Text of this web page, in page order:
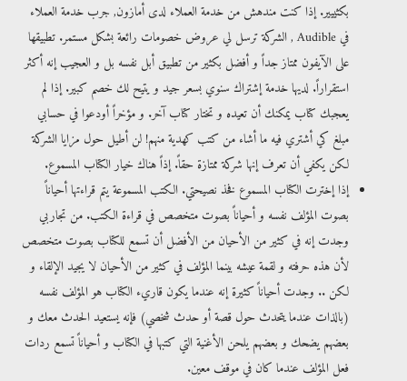
بكثييير. إذا كنت مندهش من خدمة العملاء لدى أمازون, جرب خدمة العملاء
في Audible , الشركة ترسل لي عروض خصومات رائعة بشكل مستمر. تطبيقها
على الآيفون ممتاز جداً و أفضل بكثير من تطبيق أبل نفسه بل و العجيب إنه أكثر
استقراراً. لديها خدمة إشتراك سنوي بسعر جيد و يتيح لك خصم كبير. إذا لم
يعجبك كتاب يمكنك أن تعيده و تختار كتاب آخر. و مؤخراً أودعوا في حسابي
مبلغ كي أشتري فيه ما أشاء من كتب كهدية منهم! لن أطيل حول مزايا الشركة
لكن يكفي أن تعرف إنها شركة ممتازة حقاً. إذاً هناك خيار الكتاب المسموع.
إذا إخترت الكتاب المسموع فخذ نصيحتي. الكتب المسموعة يتم قراءتها أحياناً
بصوت المؤلف نفسه و أحياناً بصوت متخصص في قراءة الكتب. من تجاربي
وجدت إنه في كثير من الأحيان من الأفضل أن تسمع للكتاب بصوت متخصص
لأن هذه حرفته و لقمة عيشه بينما المؤلف في كثير من الأحيان لا يجيد الإلقاء و
لكن .. وجدت أحياناً كثيرة إنه عندما يكون قاريء الكتاب هو المؤلف نفسه
(بالذات عندما يتحدث حول قصة أو حدث شخصي) فإنه يستعيد الحدث معك و
بعضهم يضحك و بعضهم يلحن الأغنية التي كتبها في الكتاب و أحياناً تسمع ردات
فعل المؤلف عندما كان في موقف معين.